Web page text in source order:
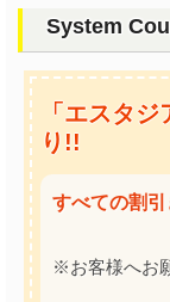
System
「エスタ
り!!
すべての割
※お客様へお